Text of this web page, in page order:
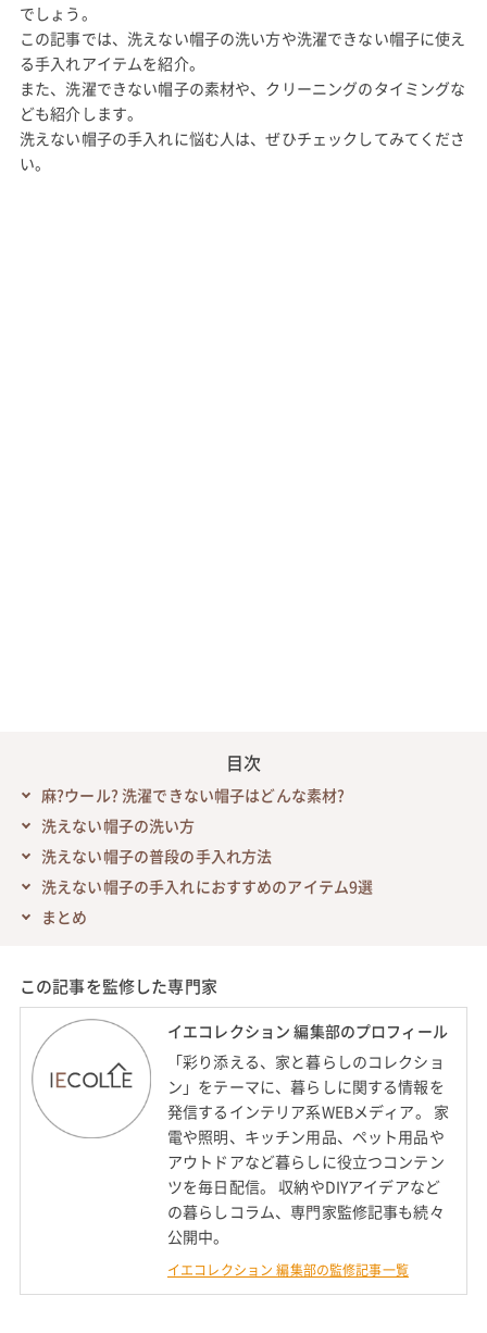
でしょう。
この記事では、洗えない帽子の洗い方や洗濯できない帽子に使え
る手入れアイテムを紹介。
また、洗濯できない帽子の素材や、クリーニングのタイミングな
ども紹介します。
洗えない帽子の手入れに悩む人は、ぜひチェックしてみてくださ
い。
目次
麻?ウール? 洗濯できない帽子はどんな素材?
洗えない帽子の洗い方
洗えない帽子の普段の手入れ方法
洗えない帽子の手入れにおすすめのアイテム9選
まとめ
この記事を監修した専門家
イエコレクション 編集部のプロフィール
「彩り添える、家と暮らしのコレクショ
ン」をテーマに、暮らしに関する情報を
発信するインテリア系WEBメディア。 家
電や照明、キッチン用品、ペット用品や
アウトドアなど暮らしに役立つコンテン
ツを毎日配信。 収納やDIYアイデアなど
の暮らしコラム、専門家監修記事も続々
公開中。
イエコレクション 編集部の監修記事一覧